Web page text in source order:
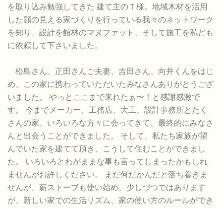
を取り込み勉強してきた 建て主のＴ様。地域木材を活用
した顔の見える家づくりを行っている我々のネットワーク
を知り、設計を館林のマヌファット、そして施工を私ども
に依頼して下さいました。
松島さん、正田さんご夫妻、吉田さん、向井くんをはじ
め、この家に携わっていただいたみなさんありがとうござ
いました。 やっとここまで来れたぁ〜！と感謝感激で
す。 今までメーカー、工務店、大工、設計事務所とたく
さんの家、いろいろな方々に会ってきて、最終的にみなさ
んと出会うことができました。 そして、私たち家族が望
んでいた家を建てて頂き、こうして住むことができまし
た。 いろいろとわがままな事も言ってしまったかもしれ
ませんがお許しください。 まだ何だかんだと落ち着きま
せんが、薪ストーブも使い始め、少しづつではあります
が、新しい家での生活リズム、家の使い方のルールができ